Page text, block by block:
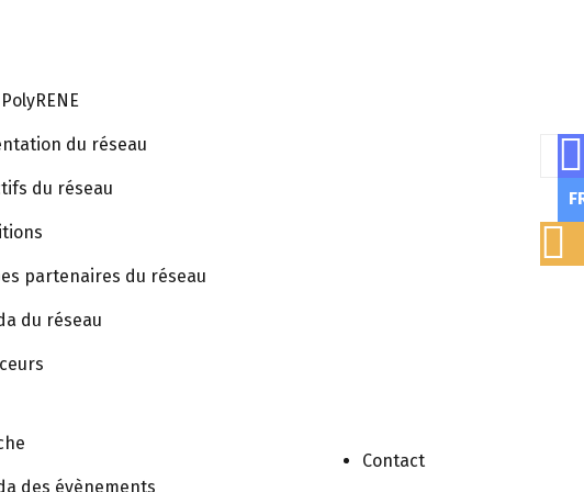
du réseau
du réseau
partenaires du réseau
du réseau
des évènements
Contact
Society